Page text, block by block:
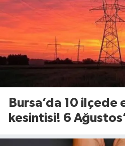
Bursa’da 10 ilçede
kesintisi! 6